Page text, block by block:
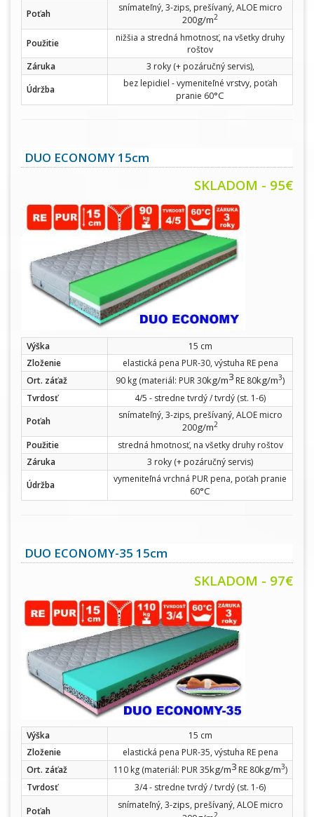
Poťah
snímateľný, 3-zips, prešívaný, ALOE micro
200g/m2
Použitie
nižšia a stredná hmotnosť, na všetky druhy
roštov
Záruka
3 roky (+ pozáručný servis),
Údržba
bez lepidiel - vymeniteľné vrstvy, poťah
pranie 60°C
DUO ECONOMY 15cm
SKLADOM - 95€
Výška
15 cm
Zloženie
elastická pena PUR-30, výstuha RE pena
Ort. záťaž
90 kg (materiál: PUR 30kg/m3 RE 80kg/m3)
Tvrdosť
4/5 - stredne tvrdý / tvrdý (st. 1-6)
Poťah
snímateľný, 3-zips, prešívaný, ALOE micro
200g/m2
Použitie
stredná hmotnosť, na všetky druhy roštov
Záruka
3 roky (+ pozáručný servis)
Údržba
vymeniteľná vrchná PUR pena, poťah pranie
60°C
DUO ECONOMY-35 15cm
SKLADOM - 97€
Výška
15 cm
Zloženie
elastická pena PUR-35, výstuha RE pena
Ort. záťaž
110 kg (materiál: PUR 35kg/m3 RE 80kg/m3)
Tvrdosť
3/4 - stredne tvrdý / tvrdý (st. 1-6)
Poťah
snímateľný, 3-zips, prešívaný, ALOE micro
2